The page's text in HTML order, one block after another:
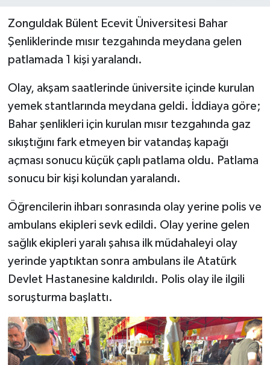
Zonguldak Bülent Ecevit Üniversitesi Bahar
Şenliklerinde mısır tezgahında meydana gelen
patlamada 1 kişi yaralandı.
Olay, akşam saatlerinde üniversite içinde kurulan
yemek stantlarında meydana geldi. İddiaya göre;
Bahar şenlikleri için kurulan mısır tezgahında gaz
sıkıştığını fark etmeyen bir vatandaş kapağı
açması sonucu küçük çaplı patlama oldu. Patlama
sonucu bir kişi kolundan yaralandı.
Öğrencilerin ihbarı sonrasında olay yerine polis ve
ambulans ekipleri sevk edildi. Olay yerine gelen
sağlık ekipleri yaralı şahısa ilk müdahaleyi olay
yerinde yaptıktan sonra ambulans ile Atatürk
Devlet Hastanesine kaldırıldı. Polis olay ile ilgili
soruşturma başlattı.